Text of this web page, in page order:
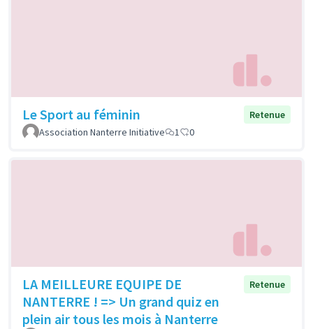
Le Sport au féminin
Retenue
Association Nanterre Initiative
1 0
LA MEILLEURE EQUIPE DE
NANTERRE ! => Un grand quiz en
plein air tous les mois à Nanterre
Retenue